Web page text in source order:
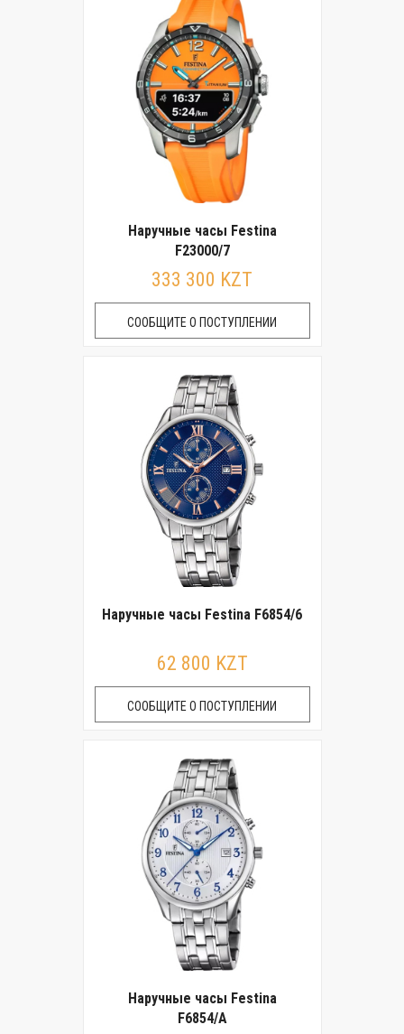
Наручные часы Festina
F23000/7
333 300 KZT
СООБЩИТЕ О ПОСТУПЛЕНИИ
Наручные часы Festina F6854/6
62 800 KZT
СООБЩИТЕ О ПОСТУПЛЕНИИ
Наручные часы Festina
F6854/A